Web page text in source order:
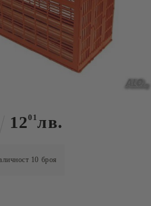
Tweet
за пчелни
1201лв.
10 броя